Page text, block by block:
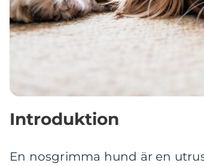
Introduktion
En nosgrimma hund är en